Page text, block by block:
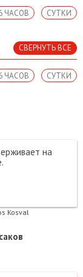
СУТКИ
ЧАСОВ
СВЕРНУТЬ ВСЕ
СУТКИ
ЧАСОВ
на
Kosval